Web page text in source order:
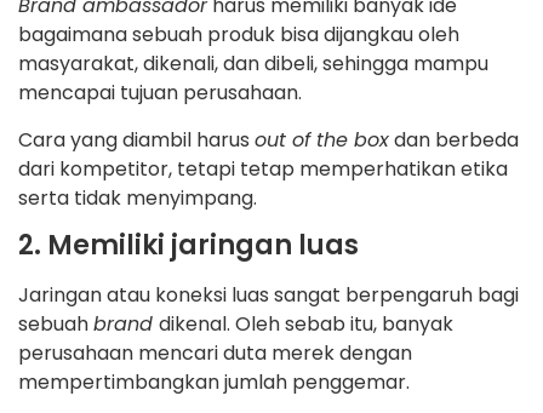
Brand ambassadorharus memiliki banyak ide
bagaimana sebuah produk bisa dijangkau oleh
masyarakat, dikenali, dan dibeli, sehingga mampu
mencapai tujuan perusahaan.
Cara yang diambil harus out of the boxdan berbeda
dari kompetitor, tetapi tetap memperhatikan etika
serta tidak menyimpang.
2. Memiliki jaringan luas
Jaringan atau koneksi luas sangat berpengaruh bagi
sebuahbrand dikenal. Oleh sebab itu, banyak
perusahaan mencari duta merek dengan
mempertimbangkan jumlah penggemar.